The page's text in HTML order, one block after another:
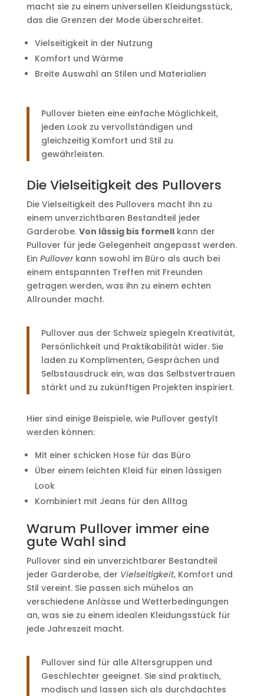
macht sie zu einem universellen Kleidungsstück,
das die Grenzen der Mode überschreitet.
Vielseitigkeit in der Nutzung
Komfort und Wärme
Breite Auswahl an Stilen und Materialien
Pullover bieten eine einfache Möglichkeit,
jeden Look zu vervollständigen und
gleichzeitig Komfort und Stil zu
gewährleisten.
Die Vielseitigkeit des Pullovers
Die Vielseitigkeit des Pullovers macht ihn zu
einem unverzichtbaren Bestandteil jeder
Garderobe. Von lässig bis formellkann der
Pullover für jede Gelegenheit angepasst werden.
Ein Pulloverkann sowohl im Büro als auch bei
einem entspannten Treffen mit Freunden
getragen werden, was ihn zu einem echten
Allrounder macht.
Pullover aus der Schweiz spiegeln Kreativität,
Persönlichkeit und Praktikabilität wider. Sie
laden zu Komplimenten, Gesprächen und
Selbstausdruck ein, was das Selbstvertrauen
stärkt und zu zukünftigen Projekten inspiriert.
Hier sind einige Beispiele, wie Pullover gestylt
werden können:
Mit einer schicken Hose für das Büro
Über einem leichten Kleid für einen lässigen
Look
Kombiniert mit Jeans für den Alltag
Warum Pullover immer eine
gute Wahl sind
Pullover sind ein unverzichtbarer Bestandteil
jeder Garderobe, der Vielseitigkeit, Komfort und
Stil vereint. Sie passen sich mühelos an
verschiedene Anlässe und Wetterbedingungen
an, was sie zu einem idealen Kleidungsstück für
jede Jahreszeit macht.
Pullover sind für alle Altersgruppen und
Geschlechter geeignet. Sie sind praktisch,
modisch und lassen sich als durchdachtes